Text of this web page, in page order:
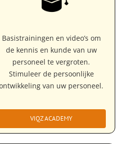
Basistrainingen en video’s om
de kennis en kunde van uw
personeel te vergroten.
Stimuleer de persoonlijke
van uw personeel.
VIQZ ACADEMY